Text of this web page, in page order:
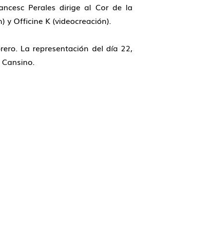
Perales dirige al Cor de la
y Officine K (videocreación).
La representación del día 22,